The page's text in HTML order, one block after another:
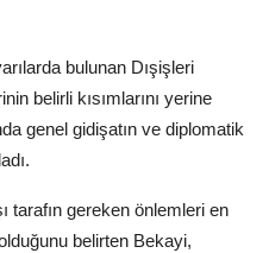
bulunan Dışişleri
belirli kısımlarını yerine
genel gidişatın ve diplomatik
tarafın gereken önlemleri en
belirten Bekayi,